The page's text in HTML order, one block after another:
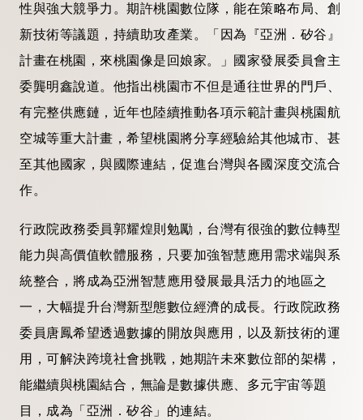
性與強大競爭力。期許桃園數位隊，能在策略布局、創
新技術等議題，持續助攻產業。「因為『亞洲．矽谷』
計畫在桃園，來桃園像是回娘家。」國家發展委員會主
委龔明鑫說道。他指出桃園市不但是通往世界的門戶、
有完整供應鏈，近年也陸續推動各項示範計畫與桃園航
空城等重大計畫，希望桃園將分享經驗給其他城市、甚
至其他國家，與國際連結，促進台灣與各國深度交流合
作。
行政院政務委員郭耀煌則勉勵，台灣有很強的數位轉型
能力與高價值軟體服務，只要加強智慧應用需求端與系
統整合，將成為亞洲智慧應用發展最具活力的地區之
一，大幅提升台灣新型態數位經濟的成長。行政院政務
委員唐鳳希望透過數據的開放與應用，以及新技術的運
用，可解決跨境社會挑戰，她期許未來數位部的架構，
能繼續與桃園結合，無論是數據供應、多元宇宙等題
目，成為「亞洲．矽谷」的連結。